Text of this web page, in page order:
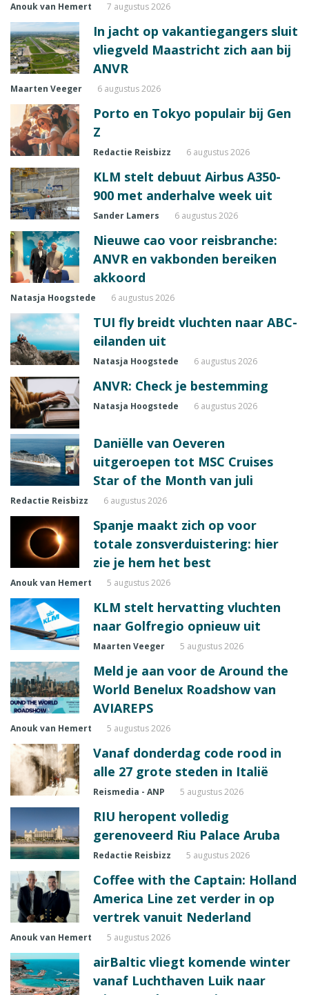
Anouk van Hemert 7 augustus 2026
In jacht op vakantiegangers sluit
vliegveld Maastricht zich aan bij
ANVR
Maarten Veeger 6 augustus 2026
Porto en Tokyo populair bij Gen
Z
Redactie Reisbizz 6 augustus 2026
KLM stelt debuut Airbus A350-
900 met anderhalve week uit
Sander Lamers 6 augustus 2026
Nieuwe cao voor reisbranche:
ANVR en vakbonden bereiken
akkoord
Natasja Hoogstede 6 augustus 2026
TUI fly breidt vluchten naar ABC-
eilanden uit
Natasja Hoogstede 6 augustus 2026
ANVR: Check je bestemming
Natasja Hoogstede 6 augustus 2026
Daniëlle van Oeveren
uitgeroepen tot MSC Cruises
Star of the Month van juli
Redactie Reisbizz 6 augustus 2026
Spanje maakt zich op voor
totale zonsverduistering: hier
zie je hem het best
Anouk van Hemert 5 augustus 2026
KLM stelt hervatting vluchten
naar Golfregio opnieuw uit
Maarten Veeger 5 augustus 2026
Meld je aan voor de Around the
World Benelux Roadshow van
AVIAREPS
Anouk van Hemert 5 augustus 2026
Vanaf donderdag code rood in
alle 27 grote steden in Italië
Reismedia - ANP 5 augustus 2026
RIU heropent volledig
gerenoveerd Riu Palace Aruba
Redactie Reisbizz 5 augustus 2026
Coffee with the Captain: Holland
America Line zet verder in op
vertrek vanuit Nederland
Anouk van Hemert 5 augustus 2026
airBaltic vliegt komende winter
vanaf Luchthaven Luik naar